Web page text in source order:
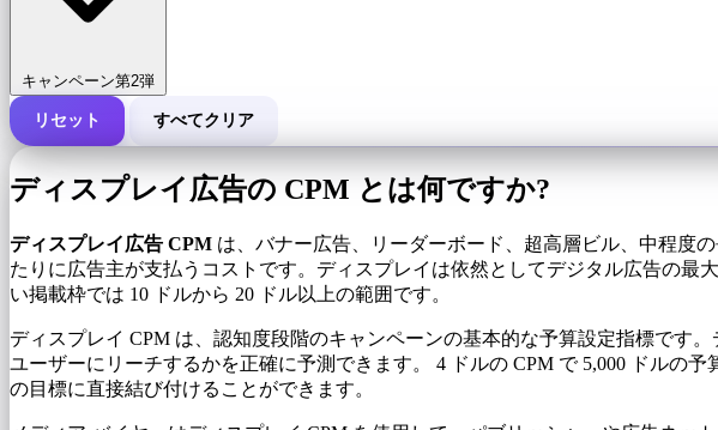
キャンペーン第2弾
キャンペーンの総費用
インプレッション数
リセット すべてクリア
ディスプレイ広告の CPM とは何ですか?
ディスプレイ広告 CPM は、バナー広告、リーダーボード、超高層ビル、中程度
たりに広告主が支払うコストです。ディスプレイは依然としてデジタル広告の最
い掲載枠では 10 ドルから 20 ドル以上の範囲です。
ディスプレイ CPM は、認知度段階のキャンペーンの基本的な予算設定指標です
ユーザーにリーチするかを正確に予測できます。 4 ドルの CPM で 5,000 ドルの
の目標に直接結び付けることができます。